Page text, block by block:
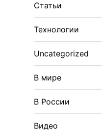
Статьи
Технологии
Uncategorized
В мире
В России
Видео